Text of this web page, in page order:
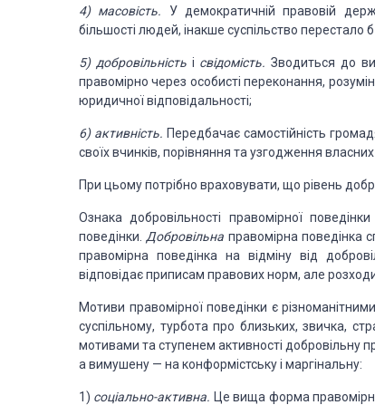
4) масовість. У демократичній правовій
більшості людей, інакше суспільство перестало
5) добровільність і свідомість.Зводиться до
правомірно через особисті переконання, розумін
юридичноївідповідальності;
6) активність. Передбачає самостійність
своїх вчинків, порівняння та узгодження власних
При цьому потрібно враховувати, що рівень
Ознака добровільності правомірної
поведінки. Добровільна правомірна поведінка
правомірна поведінка на відміну від
відповідає приписам правових норм, але
Мотиви правомірноїповедінки є
суспільному, турбота про близьких, звичка,
мотивами та ступенем активності до­бровільну
а вимушену — на конфор­містськуі маргінальну:
1) соціально-активна. Це вища форма